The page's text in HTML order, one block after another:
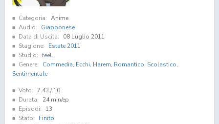
Categoria: Anime
Audio:
Giapponese
Data di Uscita:
08 Luglio 2011
Stagione:
Estate 2011
Studio: feel.
Genere:
Commedia, Ecchi, Harem, Romantico, Scolastico,
Sentimentale
Voto: 7.43 / 10
Durata:
24 min/ep
Episodi:
13
Stato:
Finito